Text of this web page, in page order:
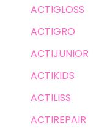
ACTIGLOSS
ACTIGRO
ACTIJUNIOR
ACTIKIDS
ACTILISS
ACTIREPAIR